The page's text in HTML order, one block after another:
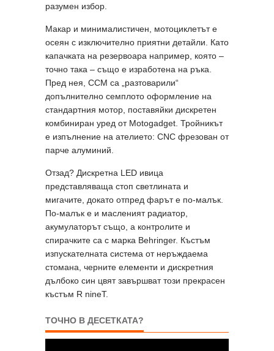
разумен избор.
Макар и минималистичен, мотоциклетът е
осеян с изключително приятни детайли. Като
капачката на резервоара например, която –
точно така – също е изработена на ръка.
Пред нея, CCM са „разтоварили“
допълнително семплото оформление на
стандартния мотор, поставяйки дискретен
комбиниран уред от Motogadget. Тройникът
е изпълнение на ателието: CNC фрезован от
парче алуминий.
Отзад? Дискретна LED ивица
представляваща стоп светлината и
мигачите, докато отпред фарът е по-малък.
По-малък е и масленият радиатор,
акумулаторът също, а контролите и
спирачките са с марка Behringer. Къстъм
изпускателната система от неръждаема
стомана, черните елементи и дискретния
дълбоко син цвят завършват този прекрасен
къстъм R nineT.
ТОЧНО В ДЕСЕТКАТА?